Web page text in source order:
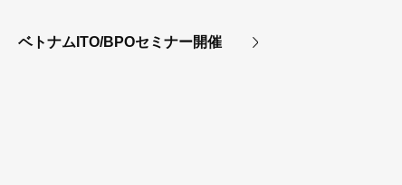
ベトナムITO/BPOセミナー開催